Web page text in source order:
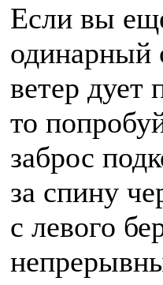
Если вы
одинарный
ветер дует
то
заброс
за спину
с левого